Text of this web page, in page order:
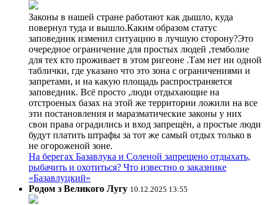
Законы в нашей стране работают как дышло, куда
повернул туда и вышло.Каким образом статус
заповедник изменил ситуацию в лучшую сторону?Это
очередное ограничение для простых людей ,темболие
для тех кто проживает в этом ригеоне .Там нет ни одной
таблички, где указано что это зона с ограничениями и
запретами, и на какую площадь распространяется
заповедник. Всё просто ,люди отдыхающие на
отстроеных базах на этой же территории ложили на все
эти постановления и маразматические законы у них
свои права оградились и вход запрещён, а простые люди
будут платить штрафы за тот же самый отдых только в
не огороженой зоне.
На берегах Базавлука и Соленой запрещено отдыхать,
рыбачить и охотиться? Что известно о заказнике
«Базавлуцкий»
Родом з Великого Лугу 10.12.2025 13:55